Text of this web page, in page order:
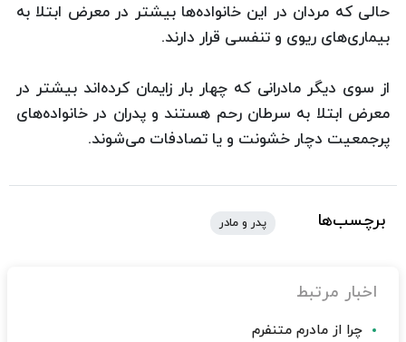
حالی که مردان در این خانواده‌ها بیشتر در معرض ابتلا به
بیماری‌های ریوی و تنفسی قرار دارند.
از سوی دیگر مادرانی که چهار بار زایمان کرده‌اند بیشتر در
معرض ابتلا به سرطان رحم هستند و پدران در خانواده‌های
پرجمعیت دچار خشونت و یا تصادفات می‌شوند.
برچسب‌ها پدر و مادر
اخبار مرتبط
چرا از مادرم متنفرم